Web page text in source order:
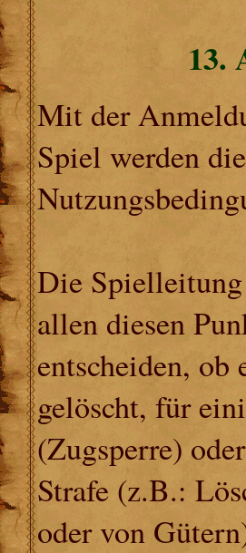
13.
Mit der
Spiel werden die
Die
allen diesen
entscheiden,
gelöscht, für
(Zugsperre)
Strafe (z.B.:
oder von